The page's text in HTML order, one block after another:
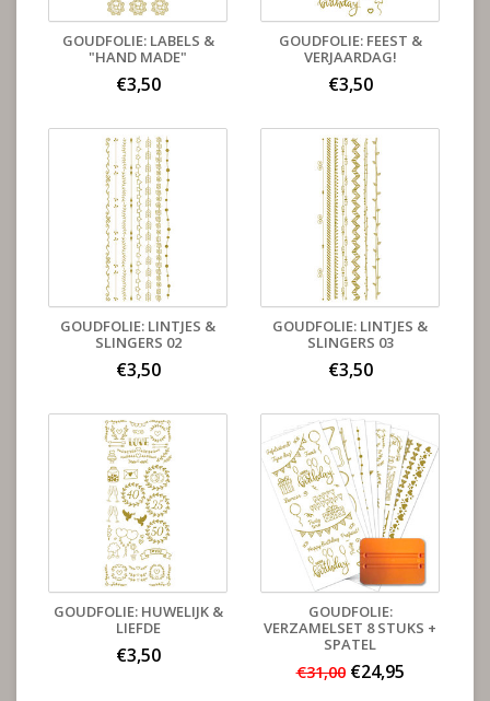
GOUDFOLIE: LABELS &
"HAND MADE"
€3,50
GOUDFOLIE: FEEST &
VERJAARDAG!
€3,50
GOUDFOLIE: LINTJES &
SLINGERS 02
€3,50
GOUDFOLIE: LINTJES &
SLINGERS 03
€3,50
GOUDFOLIE: HUWELIJK &
LIEFDE
€3,50
GOUDFOLIE:
VERZAMELSET 8 STUKS +
SPATEL
€31,00€24,95